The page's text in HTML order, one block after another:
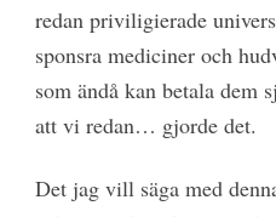
redan priviligierade
sponsra mediciner och
som ändå kan betala dem
att vi redan… gjorde det.
Det jag vill säga med